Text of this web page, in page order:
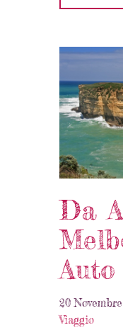
Da
Auto
20
Viaggio